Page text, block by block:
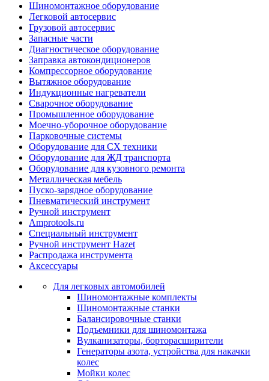
Шиномонтажное оборудование
Легковой автосервис
Грузовой автосервис
Запасные части
Диагностическое оборудование
Заправка автокондиционеров
Компрессорное оборудование
Вытяжное оборудование
Индукционные нагреватели
Сварочное оборудование
Промышленное оборудование
Моечно-уборочное оборудование
Парковочные системы
Оборудование для СХ техники
Оборудование для ЖД транспорта
Оборудование для кузовного ремонта
Металлическая мебель
Пуско-зарядное оборудование
Пневматический инструмент
Ручной инструмент
Amprotools.ru
Специальный инструмент
Ручной инструмент Hazet
Распродажа инструмента
Аксессуары
Для легковых автомобилей
Шиномонтажные комплекты
Шиномонтажные станки
Балансировочные станки
Подъемники для шиномонтажа
Вулканизаторы, борторасширители
Генераторы азота, устройства для накачки
колес
Мойки колес